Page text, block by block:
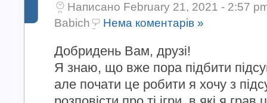
Написано February 21, 2021 - 2:57
Babich
Нема коментарів »
Добридень Вам, друзі!
Я знаю, що вже пора підбити
але почати це робити я хочу з